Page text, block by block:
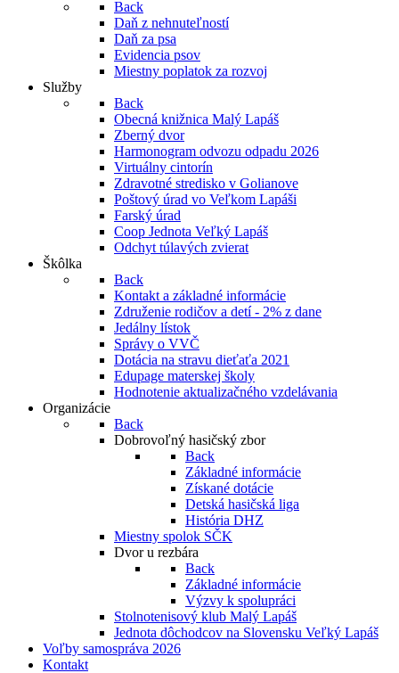
Back
Daň z nehnuteľností
Daň za psa
Evidencia psov
Miestny poplatok za rozvoj
Služby
Back
Obecná knižnica Malý Lapáš
Zberný dvor
Harmonogram odvozu odpadu 2026
Virtuálny cintorín
Zdravotné stredisko v Golianove
Poštový úrad vo Veľkom Lapáši
Farský úrad
Coop Jednota Veľký Lapáš
Odchyt túlavých zvierat
Škôlka
Back
Kontakt a základné informácie
Združenie rodičov a detí - 2% z dane
Jedálny lístok
Správy o VVČ
Dotácia na stravu dieťaťa 2021
Edupage materskej školy
Hodnotenie aktualizačného vzdelávania
Organizácie
Back
Dobrovoľný hasičský zbor
Back
Základné informácie
Získané dotácie
Detská hasičská liga
História DHZ
Miestny spolok SČK
Dvor u rezbára
Back
Základné informácie
Výzvy k spolupráci
Stolnotenisový klub Malý Lapáš
Jednota dôchodcov na Slovensku Veľký Lapáš
Voľby samospráva 2026
Kontakt